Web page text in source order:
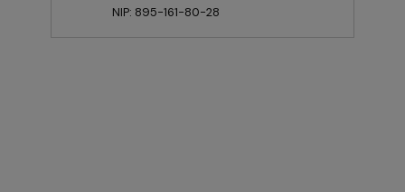
NIP: 895-161-80-28